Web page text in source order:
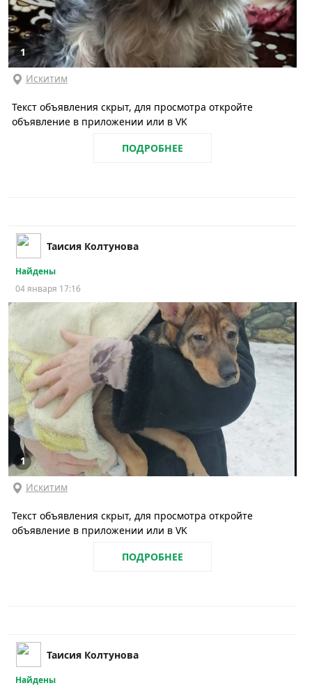
1
Искитим
Текст объявления скрыт, для просмотра откройте
объявление в приложении или в VK
ПОДРОБНЕЕ
Таисия Колтунова
Найдены
04 января 17:16
1
Искитим
Текст объявления скрыт, для просмотра откройте
объявление в приложении или в VK
ПОДРОБНЕЕ
Таисия Колтунова
Найдены